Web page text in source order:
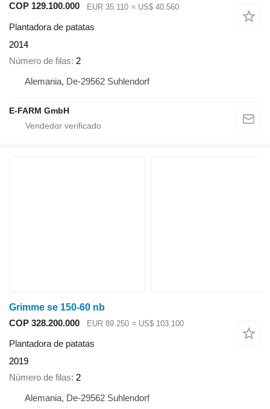
COP 129.100.000
EUR 35.110 ≈ US$ 40.560
Plantadora de patatas
2014
Número de filas 2
Alemania, De-29562 Suhlendorf
E-FARM GmbH
Grimme se 150-60 nb
COP 328.200.000
EUR 89.250 ≈ US$ 103.100
Plantadora de patatas
2019
Número de filas 2
Alemania, De-29562 Suhlendorf